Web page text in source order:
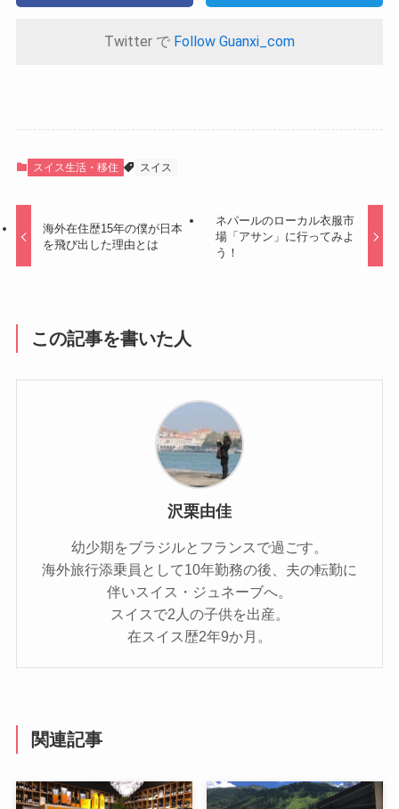
Twitter で Follow Guanxi_com
スイス生活・移住 スイス
海外在住歴15年の僕が日本
を飛び出した理由とは
ネパールのローカル衣服市
場「アサン」に行ってみよ
う！
この記事を書いた人
沢栗由佳
幼少期をブラジルとフランスで過ごす。
海外旅行添乗員として10年勤務の後、夫の転勤に
伴いスイス・ジュネーブへ。
スイスで2人の子供を出産。
在スイス歴2年9か月。
関連記事